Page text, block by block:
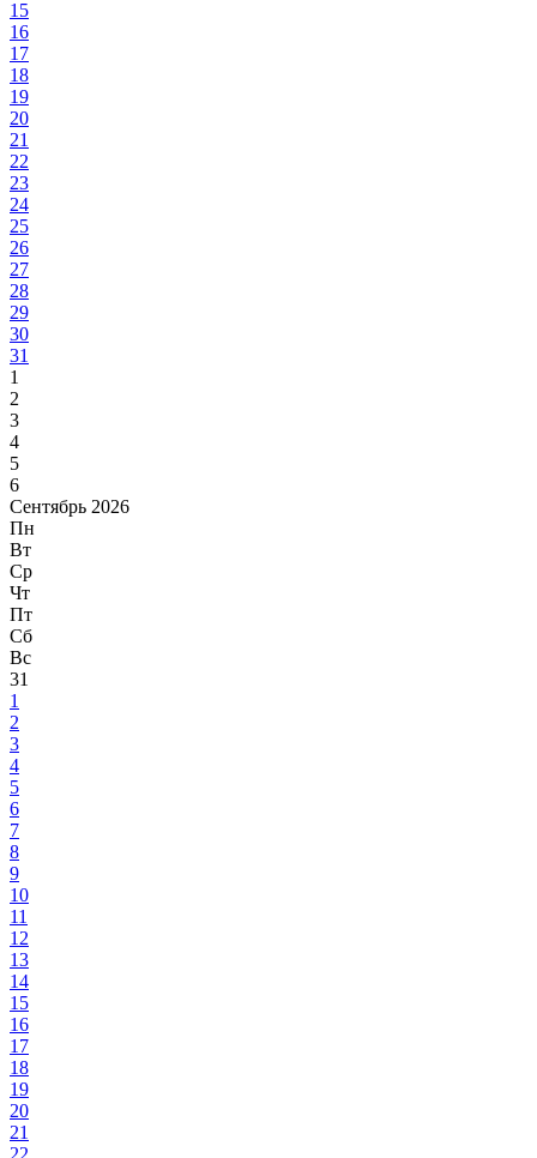
15
16
17
18
19
20
21
22
23
24
25
26
27
28
29
30
31
1
2
3
4
5
6
Сентябрь 2026
Пн
Вт
Ср
Чт
Пт
Сб
Вс
31
1
2
3
4
5
6
7
8
9
10
11
12
13
14
15
16
17
18
19
20
21